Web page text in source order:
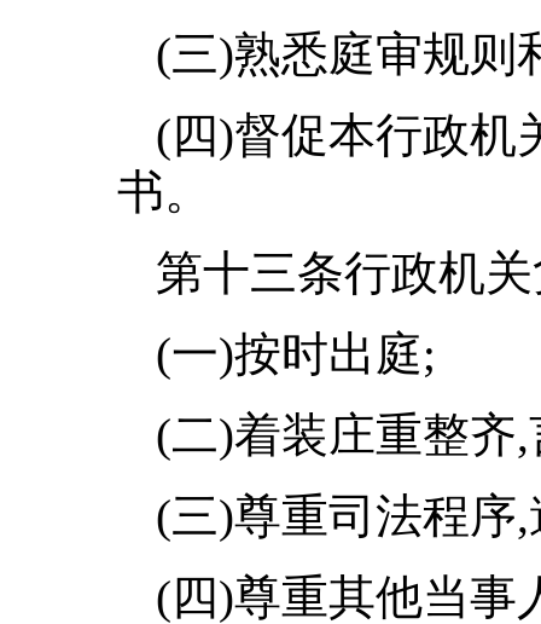
(三)熟悉庭审规则
(四)督促本行政机
书。
第十三条行政机
(一)按时出庭;
(二)着装庄重整齐
(三)尊重司法程序
(四)尊重其他当事